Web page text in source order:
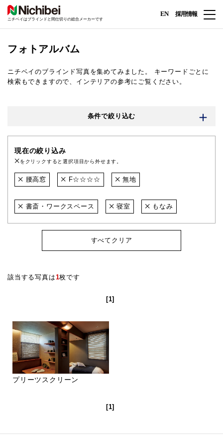
ニチベイはブラインドと間仕切りの総合メーカーです
EN 採用情報
フォトアルバム
ニチベイのブラインド写真を集めてみました。
キーワードごとに
検索もできますので、インテリアの参考にご覧ください。
条件で絞り込む
現在の絞り込み
をクリックすると選択項目から外せます。
腰高窓 F☆☆☆☆ 無地
書斎・ワークスペース 寝室 もなみ
すべてクリア
該当する写真は1枚です
[1]
プリーツスクリーン
[1]